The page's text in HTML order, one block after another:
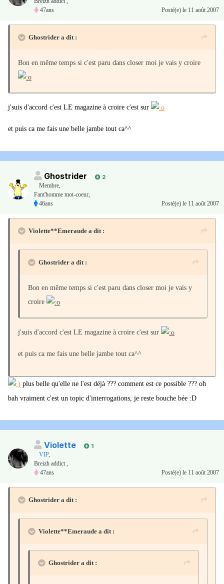
47ans
Posté(e) le 11 août 2007
Ghostrider a dit :
Bon en même temps si c'est paru dans closer moi je vais y croire
j'suis d'accord c'est LE magazine à croire c'est sur
et puis ca me fais une belle jambe tout ca^^
Ghostrider
2
Membre,
Fant'homme mot-coeur,
46ans
Posté(e) le 11 août 2007
Violette**Emeraude a dit :
Ghostrider a dit :
Bon en même temps si c'est paru dans closer moi je vais y
croire
j'suis d'accord c'est LE magazine à croire c'est sur
et puis ca me fais une belle jambe tout ca^^
plus belle qu'elle ne l'est déjà ??? comment est ce possible ??? oh
bah vraiment c'est un topic d'interrogations, je reste bouche bée :D
Violette
1
VIP,
Breizh addict ,
47ans
Posté(e) le 11 août 2007
Ghostrider a dit :
Violette**Emeraude a dit :
Ghostrider a dit :